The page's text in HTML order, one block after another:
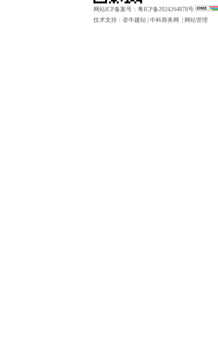
网站ICP备案号： 粤ICP备2024264878号
技术支持： 牵牛建站 中科商务网 网站管理